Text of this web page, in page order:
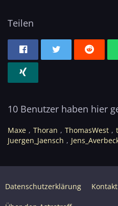
Teilen
10 Benutzer haben hier
Maxe Thoran ThomasWest
Juergen_Jaensch
Datenschutzerklärung Kontakt